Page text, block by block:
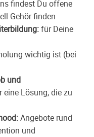
findest Du offene
Gehör finden
für Deine
wichtig ist (bei
und
Lösung, die zu
:Angebote rund
und